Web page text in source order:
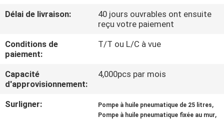
DE
L'USINE
CONTRÔLE
DE
QUALITÉ
Délai de livraison:
40 jours ouvrables ont ensuite
reçu votre paiement
Conditions de
paiement:
T/T ou L/C à vue
Capacité
d'approvisionnement:
4,000pcs par mois
Surligner: Pompe à huile pneumatique de 25 litres,
Pompe à huile pneumatique fixée au mur,